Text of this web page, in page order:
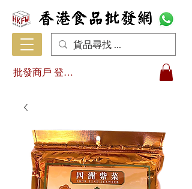
批發商戶 登入/註冊